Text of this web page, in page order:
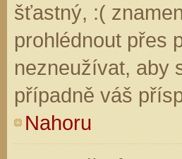
šťastný, :(
prohlédnout přes
nezneužívat, aby
případně váš
Nahoru